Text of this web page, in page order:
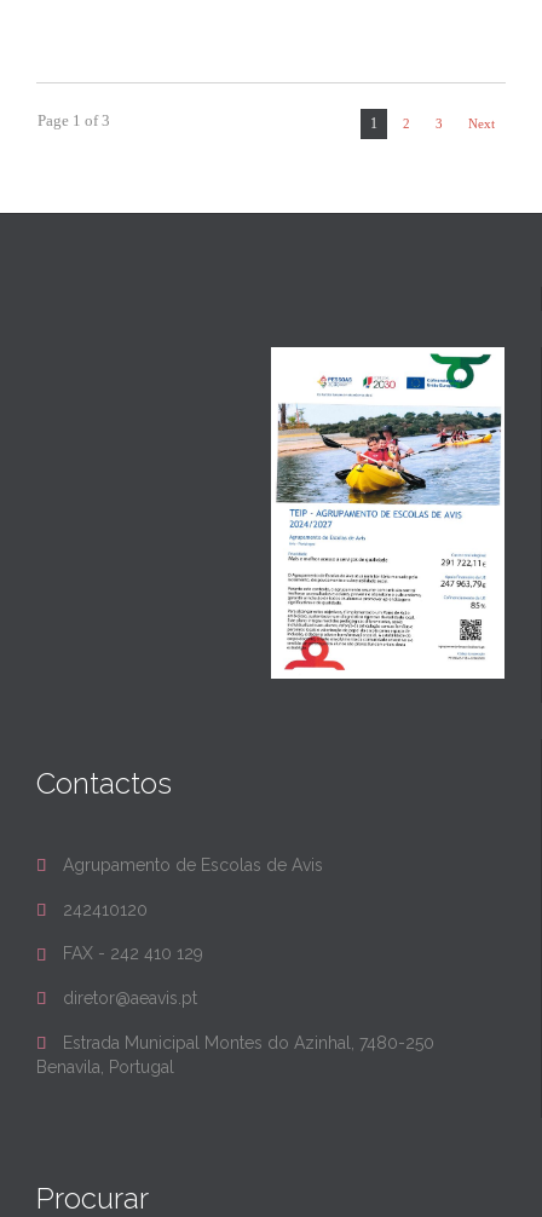
Page 1 of 3 1 2 3 Next
Contactos
 Agrupamento de Escolas de Avis
 242410120
 FAX - 242 410 129
 diretor@aeavis.pt

Estrada Municipal Montes do Azinhal, 7480-250
Benavila, Portugal
Procurar